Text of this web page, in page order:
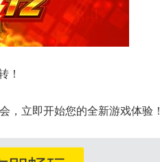
！
，立即开始您的全新游戏体验！